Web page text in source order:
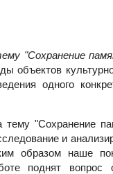
"Сохранение
объектов
одного
"Сохранение
и
образом наше
поднят вопрос